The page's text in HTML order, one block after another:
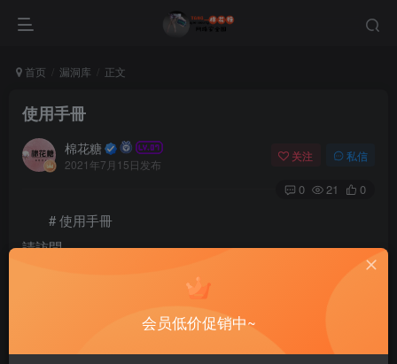
首页 漏洞库 正文
使用手冊
棉花糖
2021年7月15日发布
关注 私信
0 21 0
# 使用手冊
請訪問
https://www.mediawiki.org/wiki/Help:Formatting/zh#HTML_%
文章版权归作者所有，未经允许请勿转载。
会员低价促销中~